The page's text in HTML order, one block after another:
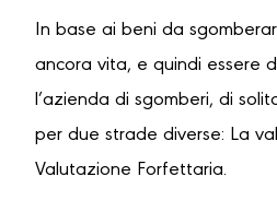
In base ai beni da
ancora vita, e quindi essere
l’azienda di sgomberi, di
per due strade diverse: La
Valutazione Forfettaria.